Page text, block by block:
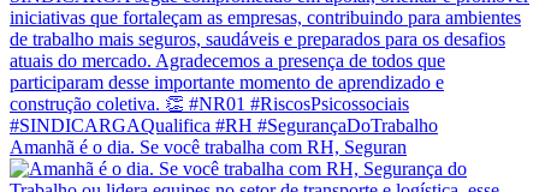
Amanhã é o dia. Se você trabalha com RH, Seguran